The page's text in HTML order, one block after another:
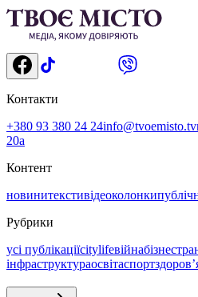
Контакти
+380 93 380 24 24info@tvoemisto.tv
20а
Контент
новинитекстивідеоколонки
Рубрики
усі публікаціїcitylifeвійнабізнес
інфраструктураосвітаспорт